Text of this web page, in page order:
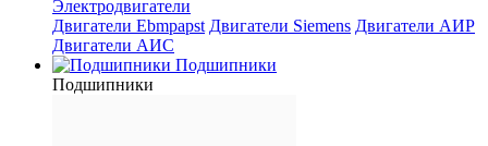
Электродвигатели
Двигатели Ebmpapst Двигатели Siemens Двигатели АИР
Двигатели АИС
Подшипники
Подшипники